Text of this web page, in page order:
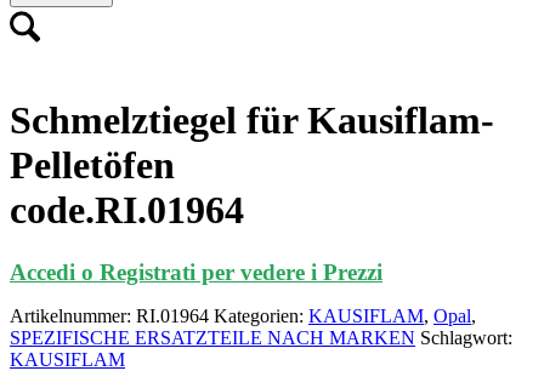
Schmelztiegel für Kausiflam-
Pelletöfen
code.RI.01964
Accedi o Registrati per vedere i Prezzi
Artikelnummer: RI.01964 Kategorien: KAUSIFLAM, Opal,
SPEZIFISCHE ERSATZTEILE NACH MARKEN Schlagwort:
KAUSIFLAM